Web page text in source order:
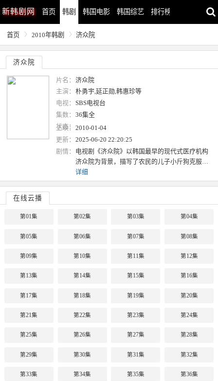
新韩剧网 首页 韩剧 韩国电影 韩国综艺 排行榜
首页 2010年韩剧 济众院
济众院
片名： 济众院
主演： 朴勇宇,延正勋,韩惠珍等
电视： SBS电视台
集数： 36集全
状态：
上映： 2010-01-04
更新： 2025-06-20 22:20:25
剧情：
电视剧《济众院》以韩国最早的现代式医疗机构
济众院为背景，描写了农民的儿子小斤狗克服…
详细
在线云播
第01集 第02集 第03集 第04集
第05集 第06集 第07集 第08集
第09集 第10集 第11集 第12集
第13集 第14集 第15集 第16集
第17集 第18集 第19集 第20集
第21集 第22集 第23集 第24集
第25集 第26集 第27集 第28集
第29集 第30集 第31集 第32集
第33集 第34集 第35集 第36集